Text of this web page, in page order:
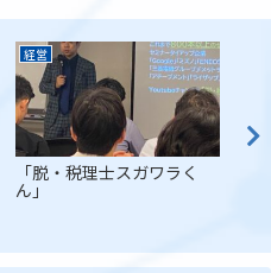
経営
「脱・税理士スガワラく
ん」